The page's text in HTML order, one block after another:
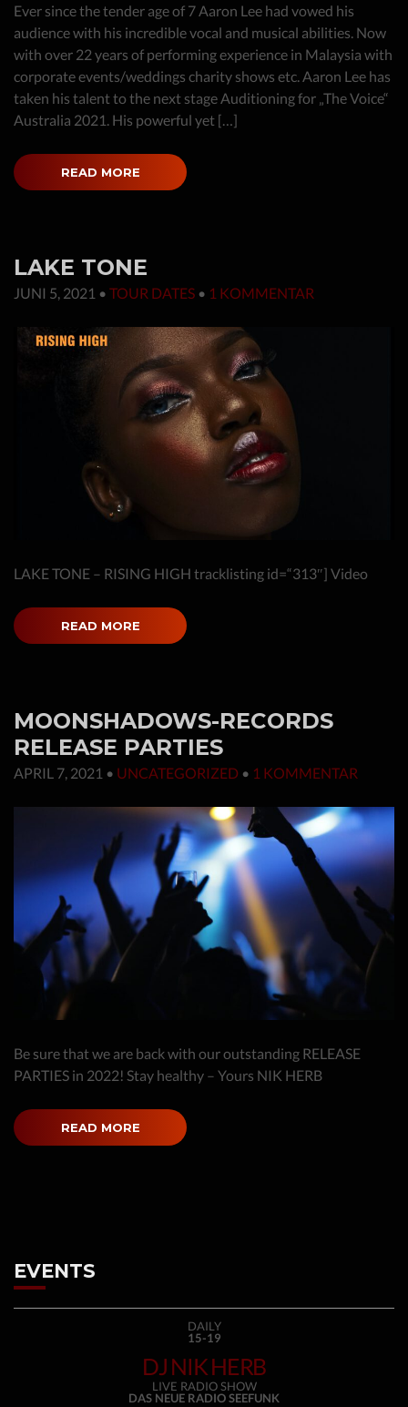
Ever since the tender age of 7 Aaron Lee had vowed his
audience with his incredible vocal and musical abilities. Now
with over 22 years of performing experience in Malaysia with
corporate events/weddings charity shows etc. Aaron Lee has
taken his talent to the next stage Auditioning for „The Voice“
Australia 2021. His powerful yet […]
READ MORE
LAKE TONE
JUNI 5, 2021 • TOUR DATES • 1 KOMMENTAR
LAKE TONE – RISING HIGH tracklisting id=“313″] Video
READ MORE
MOONSHADOWS-RECORDS
RELEASE PARTIES
APRIL 7, 2021 • UNCATEGORIZED • 1 KOMMENTAR
Be sure that we are back with our outstanding RELEASE
PARTIES in 2022! Stay healthy – Yours NIK HERB
READ MORE
EVENTS
DAILY
15-19
DJ NIK HERB
LIVE RADIO SHOW
DAS NEUE RADIO SEEFUNK